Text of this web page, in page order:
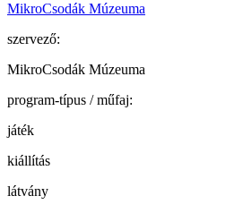
MikroCsodák Múzeuma
szervező:
MikroCsodák Múzeuma
program-típus / műfaj:
játék
kiállítás
látvány